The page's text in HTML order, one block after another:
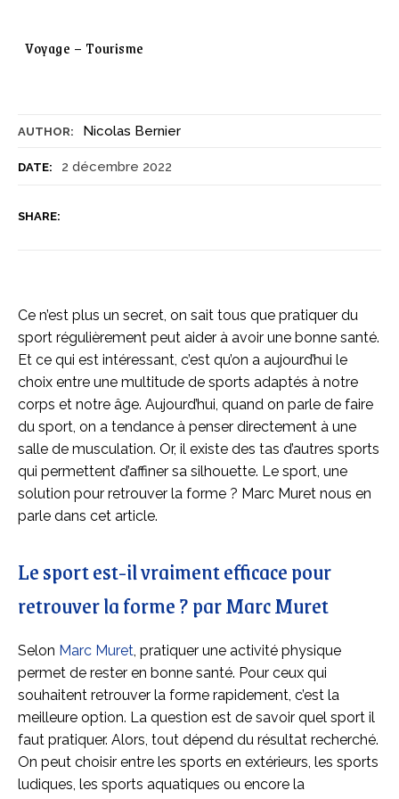
AUTHOR: Nicolas Bernier
DATE: 2 décembre 2022
SHARE:
Voyage – Tourisme
Ce n’est plus un secret, on sait tous que pratiquer du
sport régulièrement peut aider à avoir une bonne santé.
Et ce qui est intéressant, c’est qu’on a aujourd’hui le
choix entre une multitude de sports adaptés à notre
corps et notre âge. Aujourd’hui, quand on parle de faire
du sport, on a tendance à penser directement à une
salle de musculation. Or, il existe des tas d’autres sports
qui permettent d’affiner sa silhouette. Le sport, une
solution pour retrouver la forme ? Marc Muret nous en
parle dans cet article.
Le sport est-il vraiment efficace pour
retrouver la forme ? par Marc Muret
Selon Marc Muret , pratiquer une activité physique
permet de rester en bonne santé. Pour ceux qui
souhaitent retrouver la forme rapidement, c’est la
meilleure option. La question est de savoir quel sport il
faut pratiquer. Alors, tout dépend du résultat recherché.
On peut choisir entre les sports en extérieurs, les sports
ludiques, les sports aquatiques ou encore la